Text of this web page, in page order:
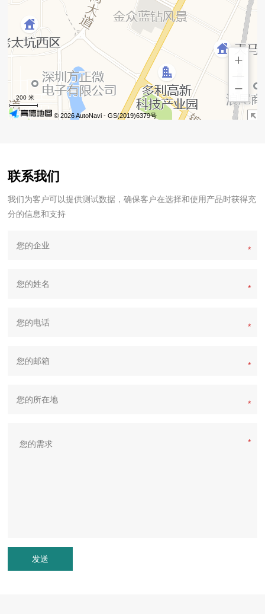
+
−
200 米
© 2026 AutoNavi- GS(2019)6379号
联系我们
我们为客户可以提供测试数据，确保客户在选择和使用产品时获得充
分的信息和支持
*
*
*
*
*
*